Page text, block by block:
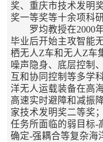
奖、重庆市技术发明
奖一等奖等十余项科
罗均教授在2000
毕业后开始主攻智能
栖无人Z车和无人Z车
噪声隐身、底层控制
互和协同控制等多学
洋无人运载装备在高
高速实时避障和减振
家技术发明奖二等奖
任务所面临的弱目标-
确定-强耦合等复杂海